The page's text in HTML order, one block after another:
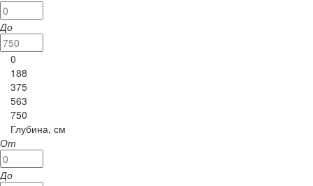
До
0
188
375
563
750
Глубина, см
От
До